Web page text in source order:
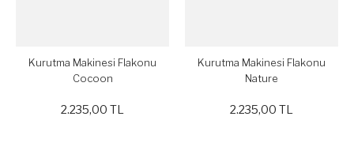
Kurutma Makinesi Flakonu
Cocoon
2.235,00 TL
Kurutma Makinesi Flakonu
Nature
2.235,00 TL